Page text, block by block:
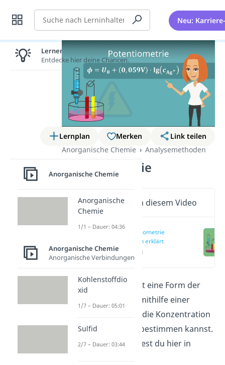
Suche Neu:
Lernplan Merken
Link teilen
Anorganische Chemie
Analysemethoden
Potentiometrie
Wichtige Inhalte in diesem Video
Potentiometrie
einfach erklärt
(00:11)
Die Potentiometrie ist eine Form der
Titration, bei der du mithilfe einer
die Konzentration
deiner Probelösung bestimmen kannst.
Alle Details dazu findest du hier in
Lernen lohnt sich!
Entdecke hier deine Chancen.
Anorganische Chemie
Anorganische
Chemie
1/1 – Dauer: 04:36
Anorganische Chemie
Anorganische Verbindungen
Kohlenstoffdio
xid
1/7 – Dauer: 05:01
Sulfid
2/7 – Dauer: 03:44